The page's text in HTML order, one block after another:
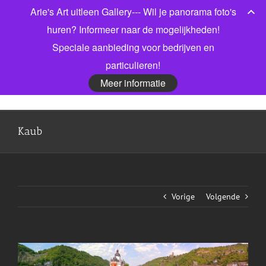
Bel gerust voor meer informatie! 06 53913303 |
Facebook
X LinkedIn
Kaub
Vorige Volgende
View
Larger
Arie's Art uitleen Gallery--- Wil je panorama foto's
huren? Informeer naar de mogelijkheden!
Speciale aanbieding voor bedrijven en
particulieren!
Meer informatie